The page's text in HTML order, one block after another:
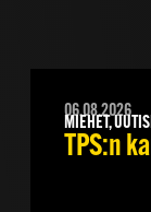
06.08.2026
MIEHET,
TPS:n